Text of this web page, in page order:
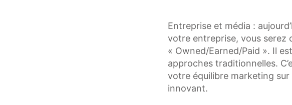
Entreprise et média :
votre entreprise, vous serez
« Owned/Earned/Paid ». Il
approches traditionnelles.
votre équilibre marketing
innovant.